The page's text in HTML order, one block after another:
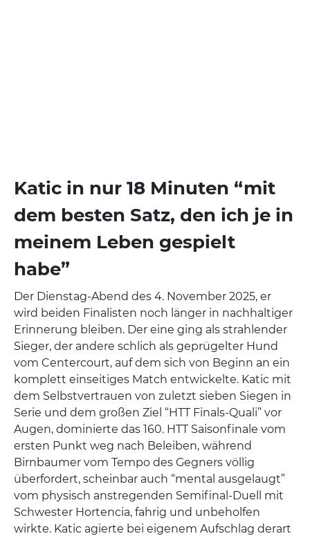
Katic in nur 18 Minuten “mit
dem besten Satz, den ich je in
meinem Leben gespielt
habe”
Der Dienstag-Abend des 4. November 2025, er
wird beiden Finalisten noch länger in nachhaltiger
Erinnerung bleiben. Der eine ging als strahlender
Sieger, der andere schlich als geprügelter Hund
vom Centercourt, auf dem sich von Beginn an ein
komplett einseitiges Match entwickelte. Katic mit
dem Selbstvertrauen von zuletzt sieben Siegen in
Serie und dem großen Ziel “HTT Finals-Quali” vor
Augen, dominierte das 160. HTT Saisonfinale vom
ersten Punkt weg nach Beleiben, während
Birnbaumer vom Tempo des Gegners völlig
überfordert, scheinbar auch “mental ausgelaugt”
vom physisch anstregenden Semifinal-Duell mit
Schwester Hortencia, fahrig und unbeholfen
wirkte. Katic agierte bei eigenem Aufschlag derart